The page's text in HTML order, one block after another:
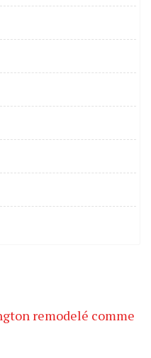
remodelé comme